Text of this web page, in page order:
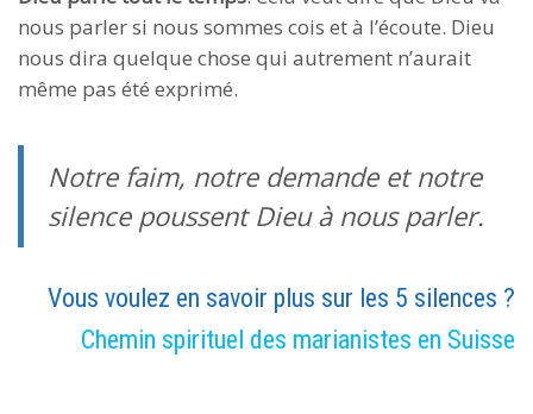
nous parler si nous sommes cois et à l’écoute. Dieu
nous dira quelque chose qui autrement n’aurait
même pas été exprimé.
Notre faim, notre demande et notre
silence poussent Dieu à nous parler.
Vous voulez en savoir plus sur les 5 silences ?
Chemin spirituel des marianistes en Suisse